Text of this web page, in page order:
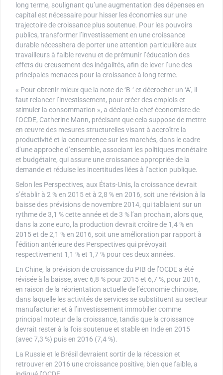
long terme, soulignant qu’une augmentation des dépenses en
capital est nécessaire pour hisser les économies sur une
trajectoire de croissance plus soutenue. Pour les pouvoirs
publics, transformer l’investissement en une croissance
durable nécessitera de porter une attention particulière aux
travailleurs à faible revenu et de prémunir l’éducation des
effets du creusement des inégalités, afin de lever l’une des
principales menaces pour la croissance à long terme.
« Pour obtenir mieux que la note de ‘B-‘ et décrocher un ‘A’, il
faut relancer l’investissement, pour créer des emplois et
stimuler la consommation », a déclaré la chef économiste de
l’OCDE, Catherine Mann, précisant que cela suppose de mettre
en œuvre des mesures structurelles visant à accroître la
productivité et la concurrence sur les marchés, dans le cadre
d’une approche d’ensemble, associant les politiques monétaire
et budgétaire, qui assure une croissance appropriée de la
demande et réduise les incertitudes liées à l’action publique.
Selon les Perspectives, aux États-Unis, la croissance devrait
s’établir à 2 % en 2015 et à 2,8 % en 2016, soit une révision à la
baisse des prévisions de novembre 2014, qui tablaient sur un
rythme de 3,1 % cette année et de 3 % l’an prochain, alors que,
dans la zone euro, la production devrait croître de 1,4 % en
2015 et de 2,1 % en 2016, soit une amélioration par rapport à
l’édition antérieure des Perspectives qui prévoyait
respectivement 1,1 % et 1,7 % pour ces deux années.
En Chine, la prévision de croissance du PIB de l’OCDE a été
révisée à la baisse, avec 6,8 % pour 2015 et 6,7 %, pour 2016,
en raison de la réorientation actuelle de l’économie chinoise,
dans laquelle les activités de services se substituent au secteur
manufacturier et à l’investissement immobilier comme
principal moteur de la croissance, tandis que la croissance
devrait rester à la fois soutenue et stable en Inde en 2015
(avec 7,3 %) puis en 2016 (7,4 %).
La Russie et le Brésil devraient sortir de la récession et
retrouver en 2016 une croissance positive, bien que faible, a